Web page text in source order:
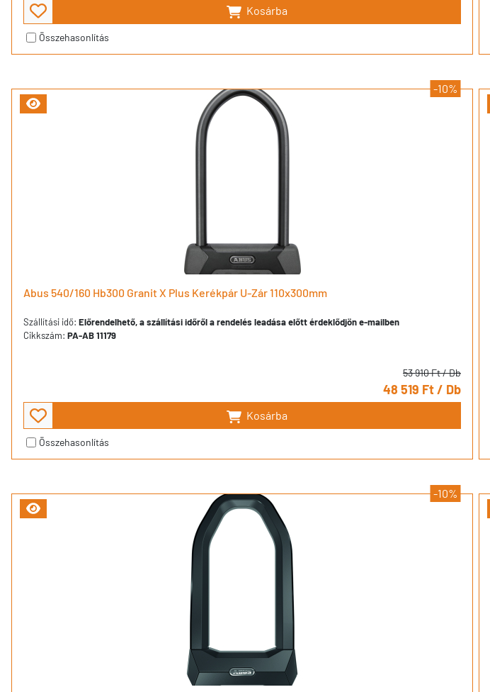
Kosárba
Összehasonlítás
-10%
Abus 540/160 Hb300 Granit X Plus Kerékpár U-Zár 110x300mm
Szállítási idő: Előrendelhető, a szállítási időről a rendelés leadása előtt érdeklődjön e-mailben
Cikkszám: PA-AB 11179
53 910 Ft/ Db
48 519 Ft/ Db
Kosárba
Összehasonlítás
-10%